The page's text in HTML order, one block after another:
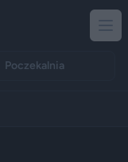
Poczekalnia